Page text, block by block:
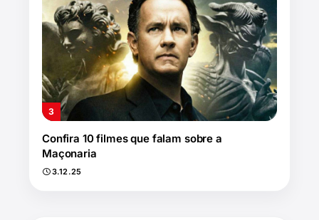
Confira 10 filmes que falam sobre a
Maçonaria
3.12.25